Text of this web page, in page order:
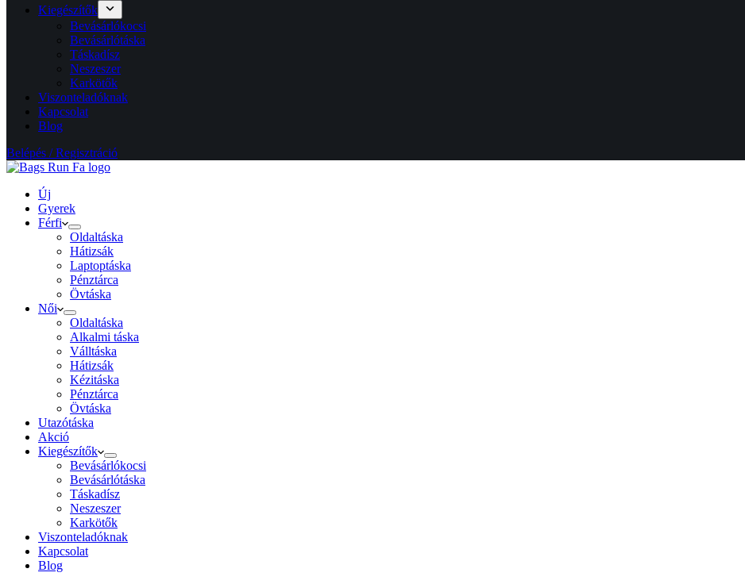
Kiegészítők
Bevásárlókocsi
Bevásárlótáska
Táskadísz
Neszeszer
Karkötők
Viszonteladóknak
Kapcsolat
Blog
Belépés / Regisztráció
Új
Gyerek
Férfi
Oldaltáska
Hátizsák
Laptoptáska
Pénztárca
Övtáska
Női
Oldaltáska
Alkalmi táska
Válltáska
Hátizsák
Kézitáska
Pénztárca
Övtáska
Utazótáska
Akció
Kiegészítők
Bevásárlókocsi
Bevásárlótáska
Táskadísz
Neszeszer
Karkötők
Viszonteladóknak
Kapcsolat
Blog